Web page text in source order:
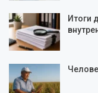
Итоги